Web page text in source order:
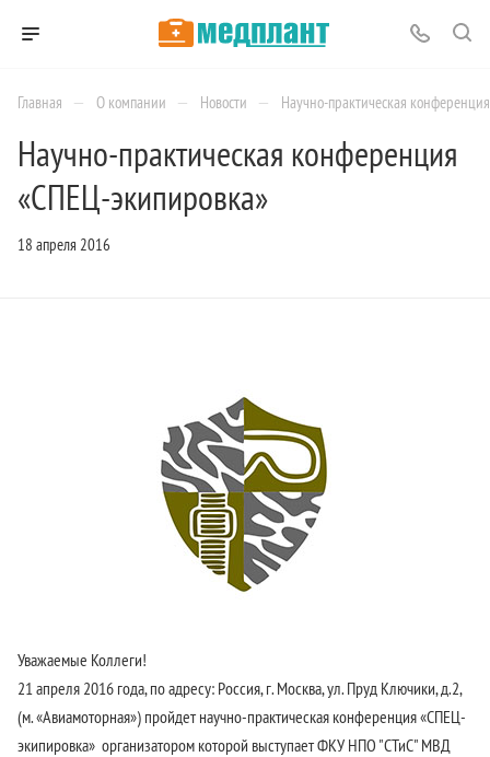
Главная — О компании — Новости — Научно-практическая
Научно-практическая конференция
«СПЕЦ-экипировка»
18 апреля 2016
Уважаемые Коллеги!
21 апреля 2016 года, по адресу: Россия, г. Москва, ул. Пруд Ключики, д.2,
(м. «Авиамоторная») пройдет научно-практическая конференция «СПЕЦ-
экипировка» организатором которой выступает ФКУ НПО "СТиС" МВД